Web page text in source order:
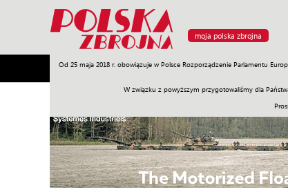
moja polska zbrojna
Od 25 maja 2018 r. obowiązuje w Polsce Rozporządzenie Parlamentu
W związku z powyższym przygotowaliśmy dla
Armia Poligon Sprzęt Misje Polityka